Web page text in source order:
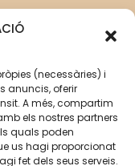
(necessàries) i
anuncis, oferir
A més, compartim
els nostres partners
quals poden
us hagi proporcionat
fet dels seus serveis.